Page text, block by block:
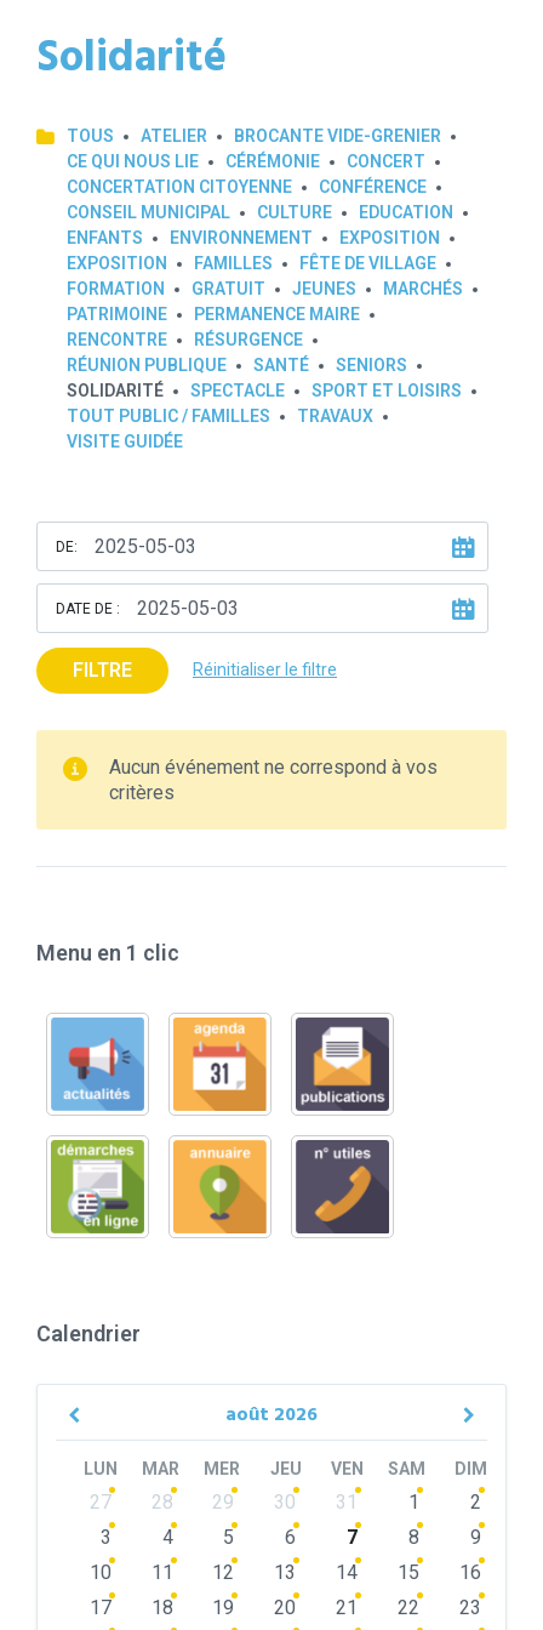
Solidarité
TOUS ATELIER
BROCANTE VIDE-GRENIER
CE QUI NOUS LIE
CÉRÉMONIE
CONCERT
CONCERTATION CITOYENNE
CONFÉRENCE
CONSEIL MUNICIPAL
CULTURE
EDUCATION
ENFANTS
ENVIRONNEMENT
EXPOSITION
EXPOSITION
FAMILLES
FÊTE DE VILLAGE
FORMATION
GRATUIT JEUNES
MARCHÉS
PATRIMOINE
PERMANENCE MAIRE
RENCONTRE
RÉSURGENCE
RÉUNION PUBLIQUE
SANTÉ
SENIORS
SOLIDARITÉ
SPECTACLE
SPORT ET LOISIRS
TOUT PUBLIC / FAMILLES
TRAVAUX
VISITE GUIDÉE
DE:
DATE DE :
FILTRE Réinitialiser le filtre
Aucun événement ne correspond à vos
critères
Menu en 1 clic
Calendrier
août 2026
Previous
LUN MAR MER JEU VEN SAM DIM
Skip
calendar
27 28 29 30 31 1
2
3
4 5 6 7 8
9
10
11 12 13 14 15
16
17
18 19 20 21 22
23